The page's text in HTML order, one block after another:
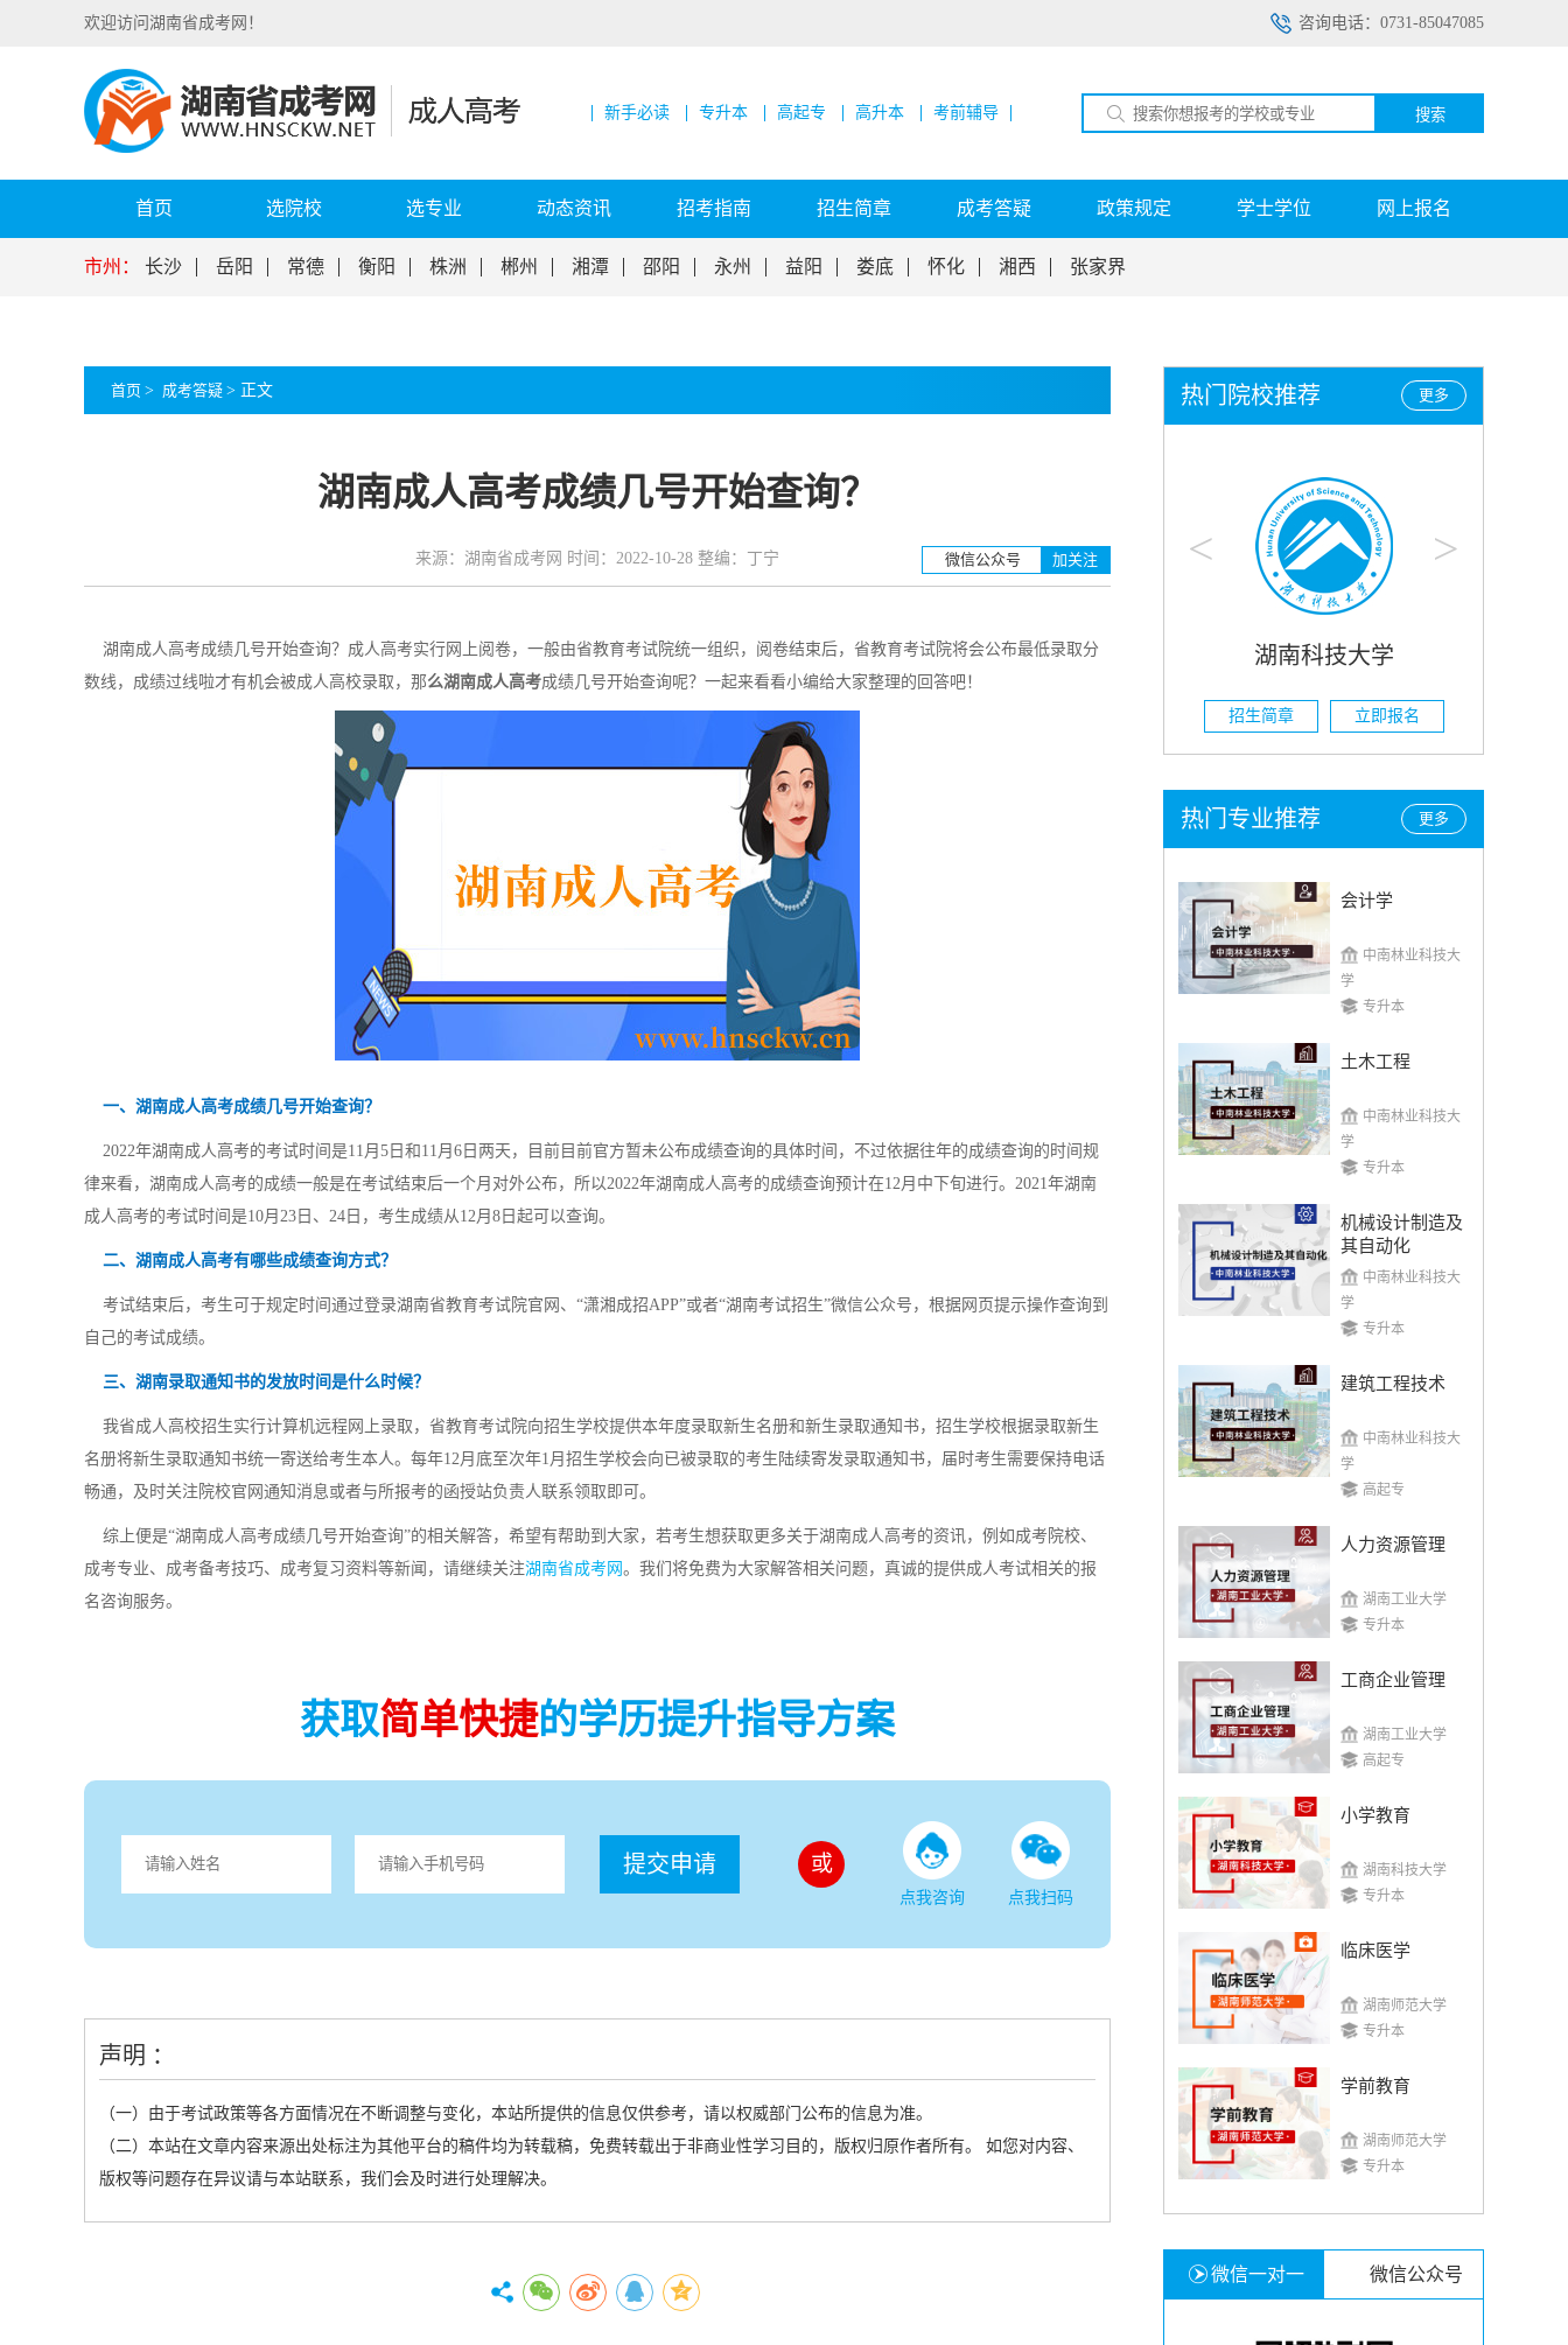
咨询电话：0731-85047085
欢迎访问湖南省成考网！
新手必读 专升本 高起专 高升本 考前辅导 搜索
首页 选院校 选专业 动态资讯 招考指南 招生简章 成考答疑 政策规定 学士学位 网上报名
市州： 长沙 岳阳 常德 衡阳 株洲 郴州 湘潭 邵阳 永州 益阳 娄底 怀化 湘西 张家界
首页 > 成考答疑 > 正文
湖南成人高考成绩几号开始查询？
来源：湖南省成考网 时间：2022-10-28 整编：丁宁 微信公众号 加关注
湖南成人高考成绩几号开始查询？成人高考实行网上阅卷，一般由省教育考试院统一组织，阅卷结束后，省教育考试院将会公布最低录取分
数线，成绩过线啦才有机会被成人高校录取，那么湖南成人高考成绩几号开始查询呢？一起来看看小编给大家整理的回答吧！
一、湖南成人高考成绩几号开始查询？
2022年湖南成人高考的考试时间是11月5日和11月6日两天，目前目前官方暂未公布成绩查询的具体时间，不过依据往年的成绩查询的时间规
律来看，湖南成人高考的成绩一般是在考试结束后一个月对外公布，所以2022年湖南成人高考的成绩查询预计在12月中下旬进行。2021年湖南
成人高考的考试时间是10月23日、24日，考生成绩从12月8日起可以查询。
二、湖南成人高考有哪些成绩查询方式？
考试结束后，考生可于规定时间通过登录湖南省教育考试院官网、“潇湘成招APP”或者“湖南考试招生”微信公众号，根据网页提示操作查询到
自己的考试成绩。
三、湖南录取通知书的发放时间是什么时候？
我省成人高校招生实行计算机远程网上录取，省教育考试院向招生学校提供本年度录取新生名册和新生录取通知书，招生学校根据录取新生
名册将新生录取通知书统一寄送给考生本人。每年12月底至次年1月招生学校会向已被录取的考生陆续寄发录取通知书，届时考生需要保持电话
畅通，及时关注院校官网通知消息或者与所报考的函授站负责人联系领取即可。
综上便是“湖南成人高考成绩几号开始查询”的相关解答，希望有帮助到大家，若考生想获取更多关于湖南成人高考的资讯，例如成考院校、
成考专业、成考备考技巧、成考复习资料等新闻，请继续关注湖南省成考网 。我们将免费为大家解答相关问题，真诚的提供成人考试相关的报
名咨询服务。
获取简单快捷的学历提升指导方案
提交申请 或
点我咨询 点我扫码
声明 ：
（一）由于考试政策等各方面情况在不断调整与变化，本站所提供的信息仅供参考，请以权威部门公布的信息为准。
（二）本站在文章内容来源出处标注为其他平台的稿件均为转载稿，免费转载出于非商业性学习目的，版权归原作者所有。 如您对内容、
版权等问题存在异议请与本站联系，我们会及时进行处理解决。
更多
热门院校推荐
< >
湖南工业大学
招生简章 立即报名
湖南科技大学 湖南农业大学
招生简章 立即报名
更多
热门专业推荐
会计学
中南林业科技大
学
专升本
土木工程
中南林业科技大
学
专升本
机械设计制造及
其自动化
中南林业科技大
学
专升本
建筑工程技术
中南林业科技大
学
高起专
人力资源管理
湖南工业大学
专升本
工商企业管理
湖南工业大学
高起专
小学教育
湖南科技大学
专升本
临床医学
湖南师范大学
专升本
学前教育
湖南师范大学
专升本
微信一对一 微信公众号